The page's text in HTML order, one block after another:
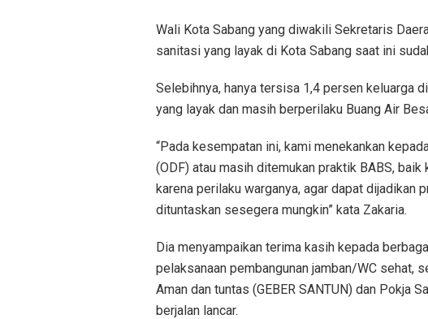
Wali Kota Sabang yang diwakili Sekretaris
sanitasi yang layak di Kota Sabang saat ini
Selebihnya, hanya tersisa 1,4 persen keluarga
yang layak dan masih berperilaku Buang Air
“Pada kesempatan ini, kami menekankan
(ODF) atau masih ditemukan praktik BABS,
karena perilaku warganya, agar dapat
dituntaskan sesegera mungkin” kata Zakaria.
Dia menyampaikan terima kasih kepada
pelaksanaan pembangunan jamban/WC sehat,
Aman dan tuntas (GEBER SANTUN) dan Pokja
berjalan lancar.